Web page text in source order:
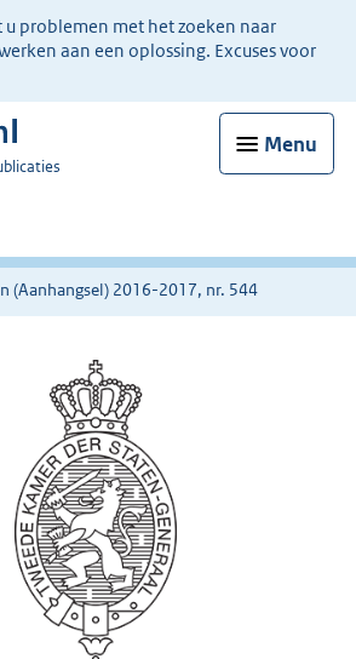
problemen met het zoeken naar
aan een oplossing. Excuses voor
Menu
(Aanhangsel) 2016-2017, nr. 544